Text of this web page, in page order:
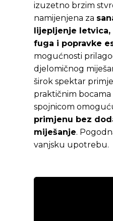
izuzetno brzim
namijenjena za
lijepljenje
fuga i popravke
mogućnosti
djelomičnog
širok spektar
praktičnim bocama
spojnicom
primjenu bez
miješanje.
vanjsku upotrebu.